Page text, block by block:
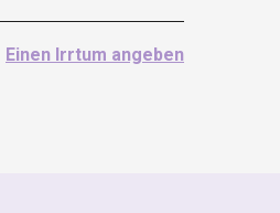
Einen Irrtum angeben